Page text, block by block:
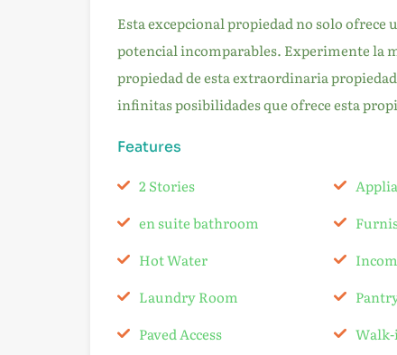
Esta excepcional propiedad no solo
potencial incomparables. Experimente la
propiedad de esta extraordinaria
infinitas posibilidades que ofrece esta
Features
2 Stories
en suite bathroom
Hot Water
Laundry Room
Paved Access